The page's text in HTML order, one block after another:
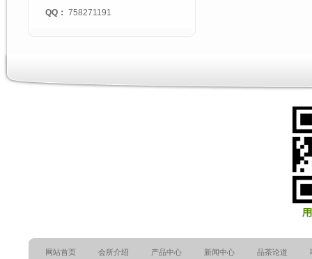
QQ： 758271191
网站首页 会所介绍 产品中心 新闻中心 品茶论道